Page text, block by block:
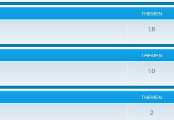
THEMEN
18
THEMEN
10
THEMEN
2